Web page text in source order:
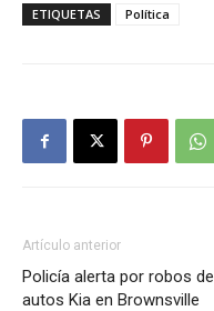
ETIQUETAS Política
Artículo anterior
Policía alerta por robos de
autos Kia en Brownsville